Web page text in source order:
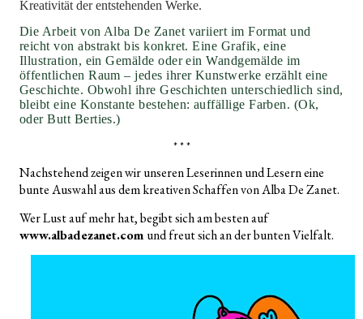
Kreativität der entstehenden Werke.
Die Arbeit von Alba De Zanet variiert im Format und
reicht von abstrakt bis konkret. Eine Grafik, eine
Illustration, ein Gemälde oder ein Wandgemälde im
öffentlichen Raum – jedes ihrer Kunstwerke erzählt eine
Geschichte. Obwohl ihre Geschichten unterschiedlich sind,
bleibt eine Konstante bestehen: auffällige Farben. (Ok,
oder Butt Berties.)
* * *
Nachstehend zeigen wir unseren Leserinnen und Lesern eine
bunte Auswahl aus dem kreativen Schaffen von Alba De Zanet.
Wer Lust auf mehr hat, begibt sich am besten auf
www.albadezanet.com und freut sich an der bunten Vielfalt.